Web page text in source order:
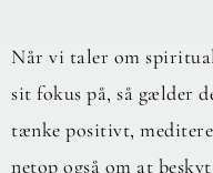
Når vi taler om
sit fokus på, så gælder
tænke positivt,
netop også om at